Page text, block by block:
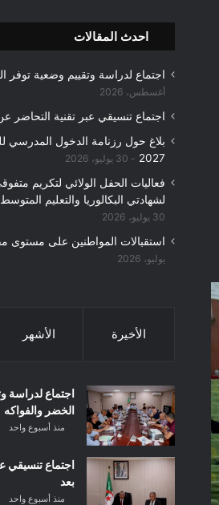
احدث المقالات
اجتماع لدراسة وتقييم وضعية توفر
أغسطس، 2026
اجتماع تنسيقي عبر تقنية التحاضر
2027
30 يوليو، 2026
فعاليات الحفل الولائي لتكريم
لشهادتي البكالوريا والتعليم المتوسط
30 يوليو، 2026
استقبالات المواطنين على مستوى
يوليو، 2026
الأخيرة الأشهر
اجتماع لدراسة
الخضر والفواكه
منذ أسبوع واحد
اجتماع تنسيقي
بعد
منذ أسبوع واحد